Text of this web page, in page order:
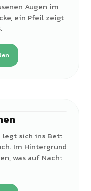
Augen im
ein Pfeil zeigt
legt sich ins Bett
Im Hintergrund
was auf Nacht